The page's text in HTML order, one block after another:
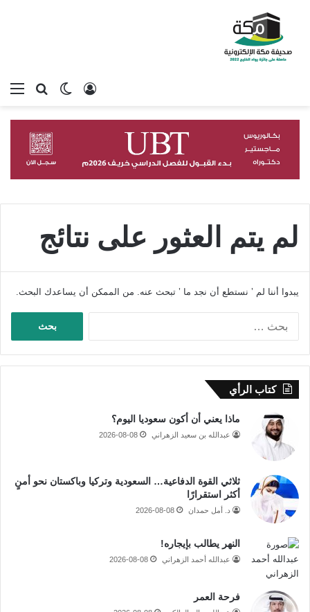
بحثالوضع
تسجيل الدخول
لم يتم العثور على نتائج
يبدوا أننا لم ’ نستطع أن نجد ما ’ تبحث عنه. من الممكن أن يساعدك البحث.
كتاب الرأي
ماذا يعني أن أكون سعوديا اليوم؟
عبدالله بن سعيد الزهراني 2026-08-08
ثلاثي القوة الدفاعية… السعودية وتركيا وباكستان نحو أمنٍ
أكثر استقرارًا
د. أمل حمدان 2026-08-08
النهر يطالب بإيجاره!
عبدالله أحمد الزهراني 2026-08-08
فرحة العمر